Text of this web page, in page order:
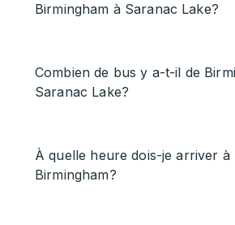
Birmingham à Saranac Lake?
Combien de bus y a-t-il de
Saranac Lake?
À quelle heure dois-je arriver à
Birmingham?